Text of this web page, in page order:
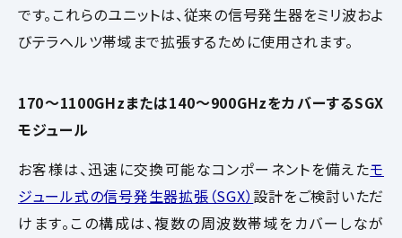
です。これらのユニットは、従来の信号発生器をミリ波およ
びテラヘルツ帯域まで拡張するために使用されます。
170～1100GHzまたは140～900GHzをカバーするSGX
モジュール
お客様は、迅速に交換可能なコンポーネントを備えたモ
ジュール式の信号発生器拡張（SGX） 設計をご検討いただ
けます。この構成は、複数の周波数帯域をカバーしなが